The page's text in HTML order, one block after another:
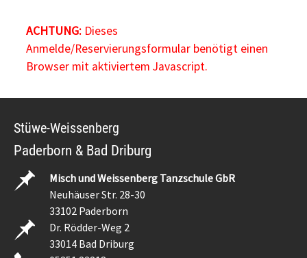
ACHTUNG:Dieses
Anmelde/Reservierungsformular benötigt einen
Browser mit aktiviertem Javascript.
Stüwe-Weissenberg
Paderborn & Bad Driburg
Misch und Weissenberg Tanzschule GbR
Neuhäuser Str. 28-30
33102 Paderborn
Dr. Rödder-Weg 2
33014 Bad Driburg